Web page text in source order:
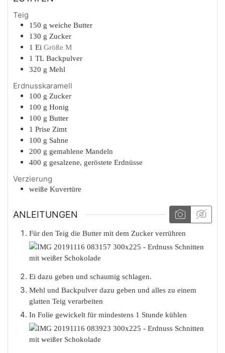
Teig
150 g weiche Butter
130 g Zucker
1 Ei Größe M
1 TL Backpulver
320 g Mehl
Erdnusskaramell
100 g Zucker
100 g Honig
100 g Butter
1 Prise Zimt
100 g Sahne
200 g gemahlene Mandeln
400 g gesalzene, geröstete Erdnüsse
Verzierung
weiße Kuvertüre
ANLEITUNGEN
Für den Teig die Butter mit dem Zucker verrühren
Ei dazu geben und schaumig schlagen.
Mehl und Backpulver dazu geben und alles zu einem
glatten Teig verarbeiten
In Folie gewickelt für mindestens 1 Stunde kühlen